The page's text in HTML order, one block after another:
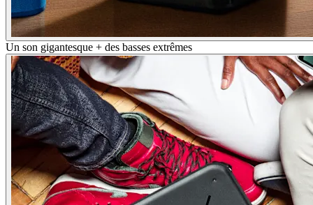
Un son gigantesque + des basses extrêmes